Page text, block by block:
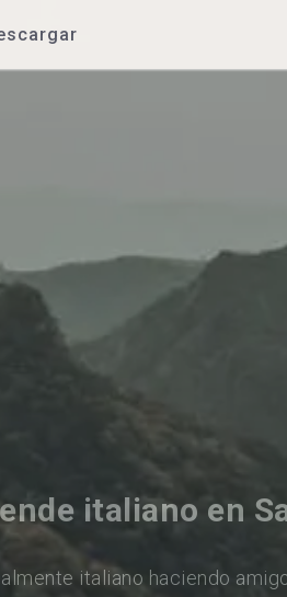
italiano en
italiano haciendo